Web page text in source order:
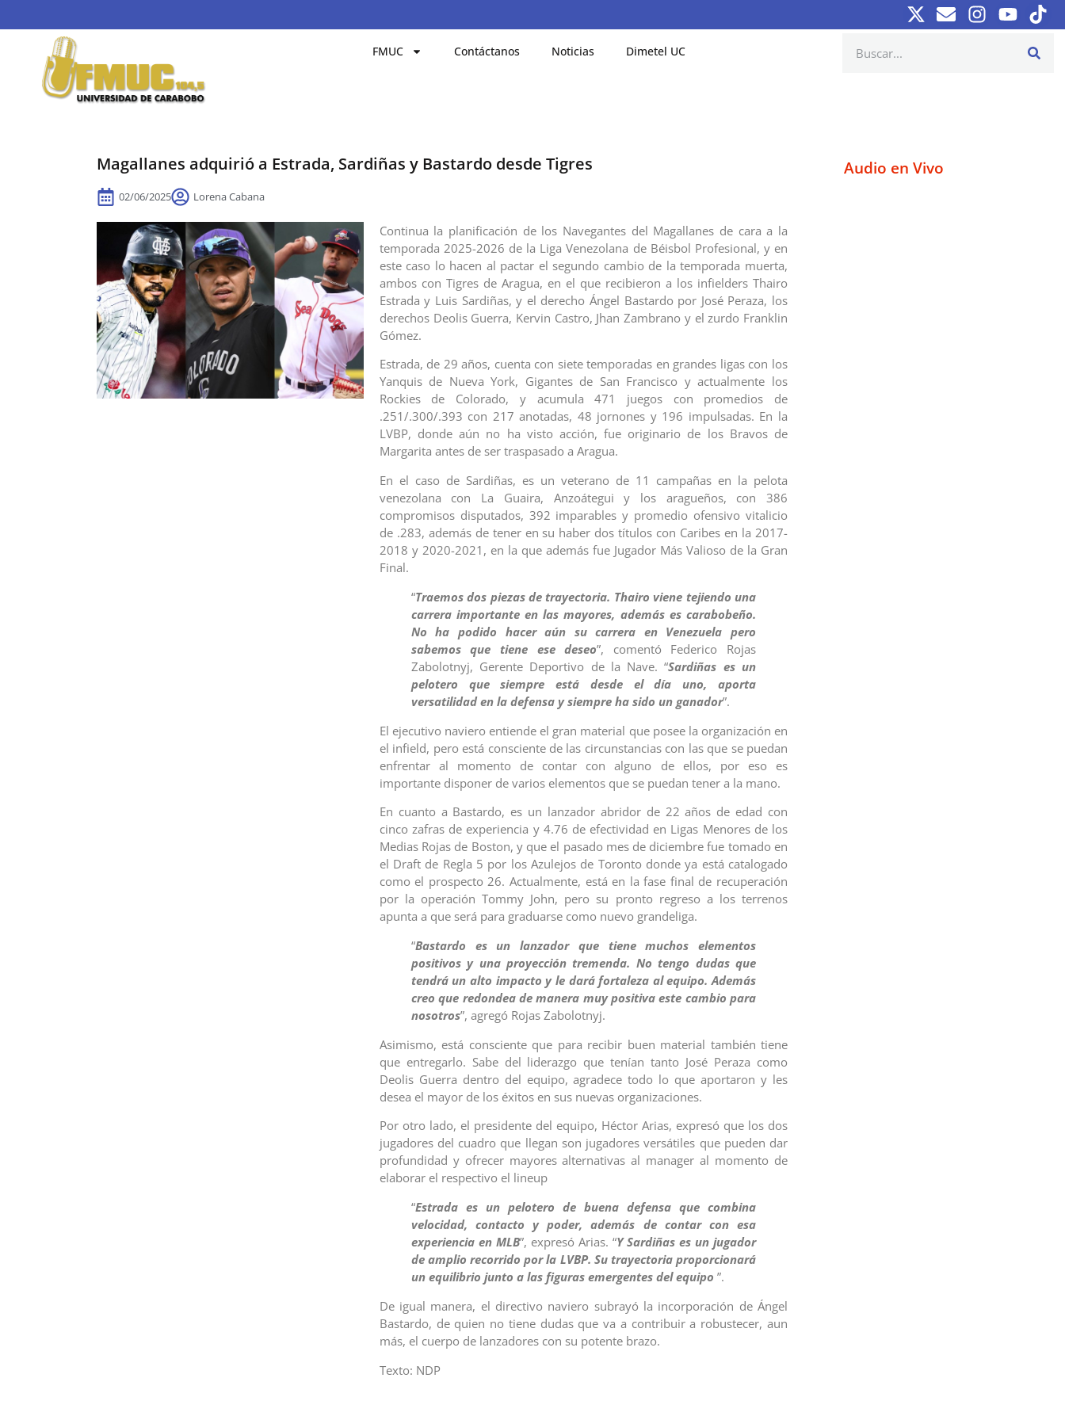
FMUC Contáctanos Noticias Dimetel UC
Magallanes adquirió a Estrada, Sardiñas y Bastardo desde Tigres
02/06/2025 Lorena Cabana
Continua la planificación de los Navegantes del Magallanes de cara a la
temporada 2025-2026 de la Liga Venezolana de Béisbol Profesional, y en
este caso lo hacen al pactar el segundo cambio de la temporada muerta,
ambos con Tigres de Aragua, en el que recibieron a los infielders Thairo
Estrada y Luis Sardiñas, y el derecho Ángel Bastardo por José Peraza, los
derechos Deolis Guerra, Kervin Castro, Jhan Zambrano y el zurdo Franklin
Gómez.
Estrada, de 29 años, cuenta con siete temporadas en grandes ligas con los
Yanquis de Nueva York, Gigantes de San Francisco y actualmente los
Rockies de Colorado, y acumula 471 juegos con promedios de
.251/.300/.393 con 217 anotadas, 48 jornones y 196 impulsadas. En la
LVBP, donde aún no ha visto acción, fue originario de los Bravos de
Margarita antes de ser traspasado a Aragua.
En el caso de Sardiñas, es un veterano de 11 campañas en la pelota
venezolana con La Guaira, Anzoátegui y los aragueños, con 386
compromisos disputados, 392 imparables y promedio ofensivo vitalicio
de .283, además de tener en su haber dos títulos con Caribes en la 2017-
2018 y 2020-2021, en la que además fue Jugador Más Valioso de la Gran
Final.
“Traemos dos piezas de trayectoria. Thairo viene tejiendo una
carrera importante en las mayores, además es carabobeño.
No ha podido hacer aún su carrera en Venezuela pero
sabemos que tiene ese deseo”, comentó Federico Rojas
Zabolotnyj, Gerente Deportivo de la Nave. “Sardiñas es un
pelotero que siempre está desde el día uno, aporta
versatilidad en la defensa y siempre ha sido un ganador”.
El ejecutivo naviero entiende el gran material que posee la organización en
el infield, pero está consciente de las circunstancias con las que se puedan
enfrentar al momento de contar con alguno de ellos, por eso es
importante disponer de varios elementos que se puedan tener a la mano.
En cuanto a Bastardo, es un lanzador abridor de 22 años de edad con
cinco zafras de experiencia y 4.76 de efectividad en Ligas Menores de los
Medias Rojas de Boston, y que el pasado mes de diciembre fue tomado en
el Draft de Regla 5 por los Azulejos de Toronto donde ya está catalogado
como el prospecto 26. Actualmente, está en la fase final de recuperación
por la operación Tommy John, pero su pronto regreso a los terrenos
apunta a que será para graduarse como nuevo grandeliga.
“Bastardo es un lanzador que tiene muchos elementos
positivos y una proyección tremenda. No tengo dudas que
tendrá un alto impacto y le dará fortaleza al equipo. Además
creo que redondea de manera muy positiva este cambio para
nosotros”, agregó Rojas Zabolotnyj.
Asimismo, está consciente que para recibir buen material también tiene
que entregarlo. Sabe del liderazgo que tenían tanto José Peraza como
Deolis Guerra dentro del equipo, agradece todo lo que aportaron y les
desea el mayor de los éxitos en sus nuevas organizaciones.
Por otro lado, el presidente del equipo, Héctor Arias, expresó que los dos
jugadores del cuadro que llegan son jugadores versátiles que pueden dar
profundidad y ofrecer mayores alternativas al manager al momento de
elaborar el respectivo el lineup
“Estrada es un pelotero de buena defensa que combina
velocidad, contacto y poder, además de contar con esa
experiencia en MLB”, expresó Arias. “Y Sardiñas es un jugador
de amplio recorrido por la LVBP. Su trayectoria proporcionará
un equilibrio junto a las figuras emergentes del equipo ”.
De igual manera, el directivo naviero subrayó la incorporación de Ángel
Bastardo, de quien no tiene dudas que va a contribuir a robustecer, aun
más, el cuerpo de lanzadores con su potente brazo.
Texto: NDP
Audio en Vivo